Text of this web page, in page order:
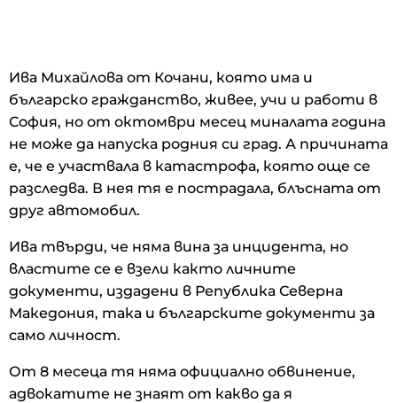
Ива Михайлова от Кочани, която има и
българско гражданство, живее, учи и работи в
София, но от октомври месец миналата година
не може да напуска родния си град. А причината
е, че е участвала в катастрофа, която още се
разследва. В нея тя е пострадала, блъсната от
друг автомобил.
Ива твърди, че няма вина за инцидента, но
властите се е взели както личните
документи, издадени в Република Северна
Македония, така и българските документи за
само личност.
От 8 месеца тя няма официално обвинение,
адвокатите не знаят от какво да я